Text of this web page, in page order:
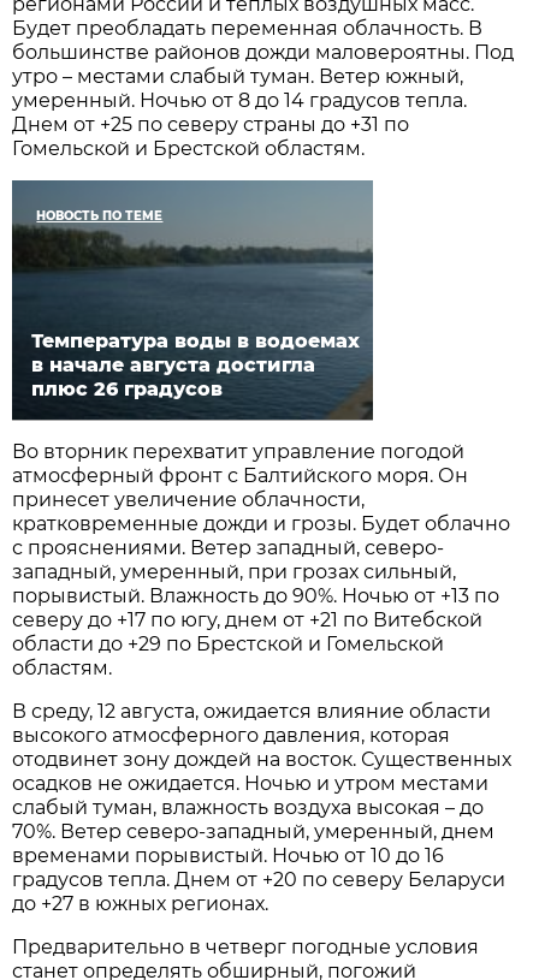
Будет преобладать переменная облачность. В
большинстве районов дожди маловероятны. Под
утро – местами слабый туман. Ветер южный,
умеренный. Ночью от 8 до 14 градусов тепла.
Днем от +25 по северу страны до +31 по
Гомельской и Брестской областям.
НОВОСТЬ ПО ТЕМЕ
Температура воды в водоемах
в начале августа достигла
плюс 26 градусов
Во вторник перехватит управление погодой
атмосферный фронт с Балтийского моря. Он
принесет увеличение облачности,
кратковременные дожди и грозы. Будет облачно
с прояснениями. Ветер западный, северо-
западный, умеренный, при грозах сильный,
порывистый. Влажность до 90%. Ночью от +13 по
северу до +17 по югу, днем от +21 по Витебской
области до +29 по Брестской и Гомельской
областям.
В среду, 12 августа, ожидается влияние области
высокого атмосферного давления, которая
отодвинет зону дождей на восток. Существенных
осадков не ожидается. Ночью и утром местами
слабый туман, влажность воздуха высокая – до
70%. Ветер северо-западный, умеренный, днем
временами порывистый. Ночью от 10 до 16
градусов тепла. Днем от +20 по северу Беларуси
до +27 в южных регионах.
Предварительно в четверг погодные условия
станет определять обширный, погожий